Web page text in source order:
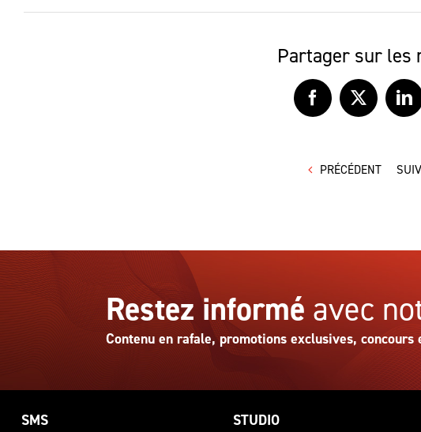
Partager sur les
Facebook
X
PRÉCÉDENT
Restez informé avec
Contenu en rafale, promotions exclusives, concours
SMS STUDIO